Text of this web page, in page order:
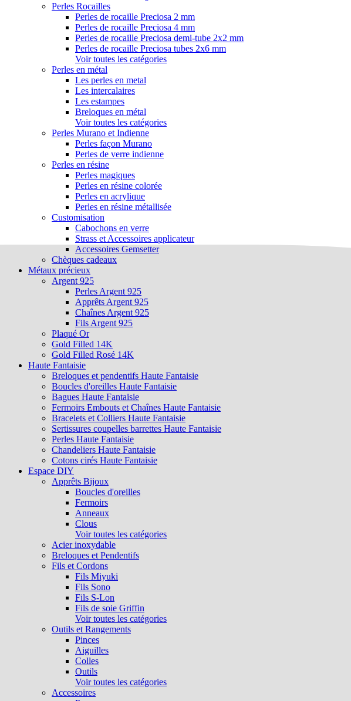
Perles Rocailles
Perles de rocaille Preciosa 2 mm
Perles de rocaille Preciosa 4 mm
Perles de rocaille Preciosa demi-tube 2x2 mm
Perles de rocaille Preciosa tubes 2x6 mm
Voir toutes les catégories
Perles en métal
Les perles en metal
Les intercalaires
Les estampes
Breloques en métal
Voir toutes les catégories
Perles Murano et Indienne
Perles façon Murano
Perles de verre indienne
Perles en résine
Perles magiques
Perles en résine colorée
Perles en acrylique
Perles en résine métallisée
Customisation
Cabochons en verre
Strass et Accessoires applicateur
Accessoires Gemsetter
Chèques cadeaux
Métaux précieux
Argent 925
Perles Argent 925
Apprêts Argent 925
Chaînes Argent 925
Fils Argent 925
Plaqué Or
Gold Filled 14K
Gold Filled Rosé 14K
Haute Fantaisie
Breloques et pendentifs Haute Fantaisie
Boucles d'oreilles Haute Fantaisie
Bagues Haute Fantaisie
Fermoirs Embouts et Chaînes Haute Fantaisie
Bracelets et Colliers Haute Fantaisie
Sertissures coupelles barrettes Haute Fantaisie
Perles Haute Fantaisie
Chandeliers Haute Fantaisie
Cotons cirés Haute Fantaisie
Espace DIY
Apprêts Bijoux
Boucles d'oreilles
Fermoirs
Anneaux
Clous
Voir toutes les catégories
Acier inoxydable
Breloques et Pendentifs
Fils et Cordons
Fils Miyuki
Fils Sono
Fils S-Lon
Fils de soie Griffin
Voir toutes les catégories
Outils et Rangements
Pinces
Aiguilles
Colles
Outils
Voir toutes les catégories
Accessoires